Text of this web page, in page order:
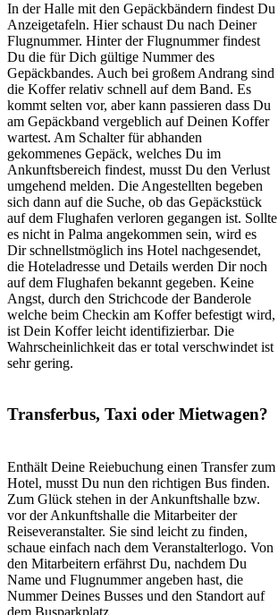
In der Halle mit den Gepäckbändern findest Du
Anzeigetafeln. Hier schaust Du nach Deiner
Flugnummer. Hinter der Flugnummer findest
Du die für Dich gültige Nummer des
Gepäckbandes. Auch bei großem Andrang sind
die Koffer relativ schnell auf dem Band. Es
kommt selten vor, aber kann passieren dass Du
am Gepäckband vergeblich auf Deinen Koffer
wartest. Am Schalter für abhanden
gekommenes Gepäck, welches Du im
Ankunftsbereich findest, musst Du den Verlust
umgehend melden. Die Angestellten begeben
sich dann auf die Suche, ob das Gepäckstück
auf dem Flughafen verloren gegangen ist. Sollte
es nicht in Palma angekommen sein, wird es
Dir schnellstmöglich ins Hotel nachgesendet,
die Hoteladresse und Details werden Dir noch
auf dem Flughafen bekannt gegeben. Keine
Angst, durch den Strichcode der Banderole
welche beim Checkin am Koffer befestigt wird,
ist Dein Koffer leicht identifizierbar. Die
Wahrscheinlichkeit das er total verschwindet ist
sehr gering.
Transferbus, Taxi oder Mietwagen?
Enthält Deine Reiebuchung einen Transfer zum
Hotel, musst Du nun den richtigen Bus finden.
Zum Glück stehen in der Ankunftshalle bzw.
vor der Ankunftshalle die Mitarbeiter der
Reiseveranstalter. Sie sind leicht zu finden,
schaue einfach nach dem Veranstalterlogo. Von
den Mitarbeitern erfährst Du, nachdem Du
Name und Flugnummer angeben hast, die
Nummer Deines Busses und den Standort auf
dem Busparkplatz.